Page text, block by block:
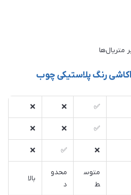
✅
❌
❌
✅
❌
❌
❌
✅
❌
متوس
ط
محدو
د
بالا